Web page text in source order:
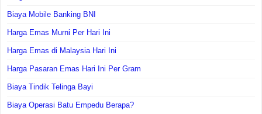
Biaya Mobile Banking BNI
Harga Emas Murni Per Hari Ini
Harga Emas di Malaysia Hari Ini
Harga Pasaran Emas Hari Ini Per Gram
Biaya Tindik Telinga Bayi
Biaya Operasi Batu Empedu Berapa?